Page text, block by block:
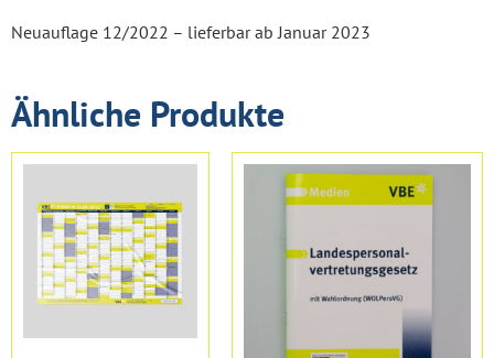
Neuauflage 12/2022 – lieferbar ab Januar 2023
Ähnliche Produkte